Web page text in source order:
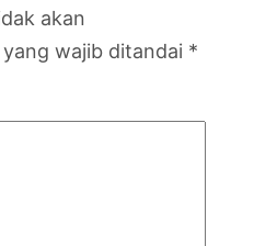
akan
yang wajib ditandai *